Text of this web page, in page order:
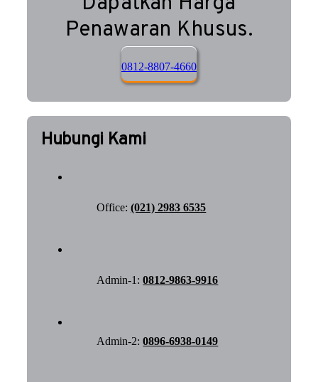
Penawaran Khusus.
0812-8807-4660
Hubungi Kami
Office:(021) 2983 6535
Admin-1:0812-9863-9916
Admin-2:0896-6938-0149